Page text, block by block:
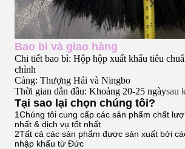
Bao bì và giao hàng
Chi tiết bao bì: Hộp hộp xuất khẩu tiêu
chỉnh
Cảng: Thượng Hải và Ningbo
Thời gian dẫn đầu: Khoảng 20-25 ngàysau
Tại sao lại chọn chúng tôi?
1Chúng tôi cung cấp các sản phẩm chất
nhất & dịch vụ tốt nhất
2Tất cả các sản phẩm được sản xuất bởi
nhập khẩu từ Đức